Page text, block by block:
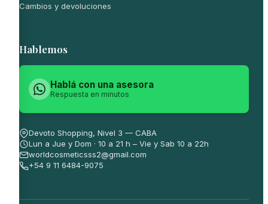
Cambios y devoluciones
Hablemos
Hablá con una asesora
Respuesta en minutos
Devoto Shopping, Nivel 3 — CABA
Lun a Jue y Dom · 10 a 21 h – Vie y Sab 10 a 22h
worldcosmeticsss2@gmail.com
+54 9 11 6484-9075